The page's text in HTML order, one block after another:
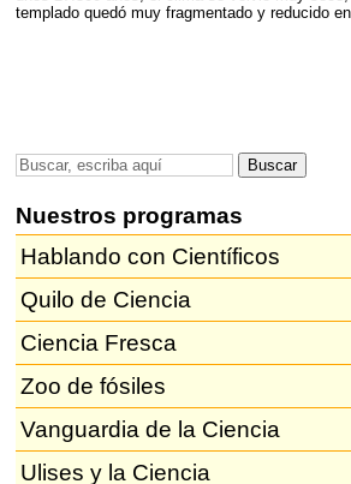
templado quedó muy fragmentado y reducido
Nuestros programas
Hablando con Científicos
Quilo de Ciencia
Ciencia Fresca
Zoo de fósiles
Vanguardia de la Ciencia
Ulises y la Ciencia